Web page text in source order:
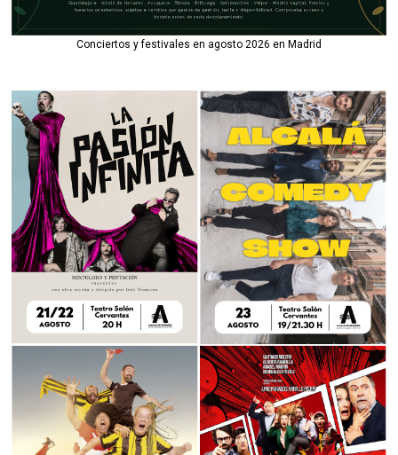
Conciertos y festivales en agosto 2026 en Madrid